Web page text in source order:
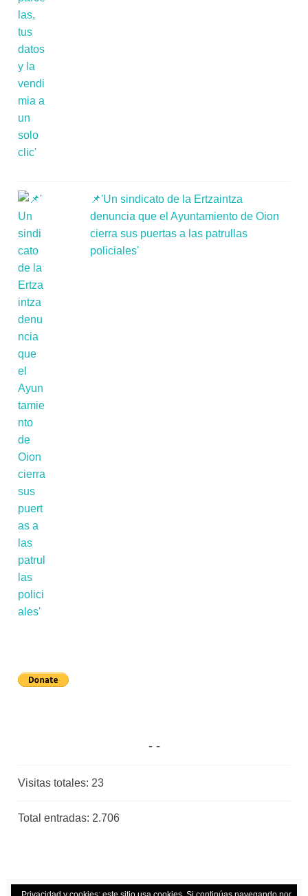
📌'Un sindicato de la Ertzaintza
denuncia que el Ayuntamiento de Oion
cierra sus puertas a las patrullas
policiales'
Visitas totales: 23
Total entradas: 2.706